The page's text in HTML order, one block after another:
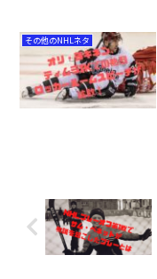
その他のNHLネタ